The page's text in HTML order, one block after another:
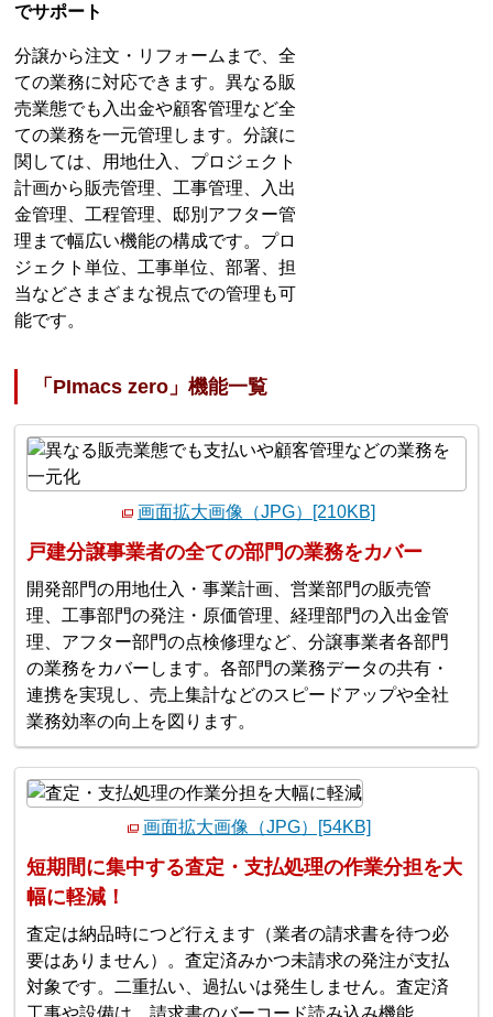
でサポート
分譲から注文・リフォームまで、全
ての業務に対応できます。異なる販
売業態でも入出金や顧客管理など全
ての業務を一元管理します。分譲に
関しては、用地仕入、プロジェクト
計画から販売管理、工事管理、入出
金管理、工程管理、邸別アフター管
理まで幅広い機能の構成です。プロ
ジェクト単位、工事単位、部署、担
当などさまざまな視点での管理も可
能です。
「PImacs zero」機能一覧
画面拡大画像（JPG）[210KB]
戸建分譲事業者の全ての部門の業務をカバー
開発部門の用地仕入・事業計画、営業部門の販売管
理、工事部門の発注・原価管理、経理部門の入出金管
理、アフター部門の点検修理など、分譲事業者各部門
の業務をカバーします。各部門の業務データの共有・
連携を実現し、売上集計などのスピードアップや全社
業務効率の向上を図ります。
画面拡大画像（JPG）[54KB]
短期間に集中する査定・支払処理の作業分担を大
幅に軽減！
査定は納品時につど行えます（業者の請求書を待つ必
要はありません）。査定済みかつ未請求の発注が支払
対象です。二重払い、過払いは発生しません。査定済
工事や設備は、請求書のバーコード読み込み機能